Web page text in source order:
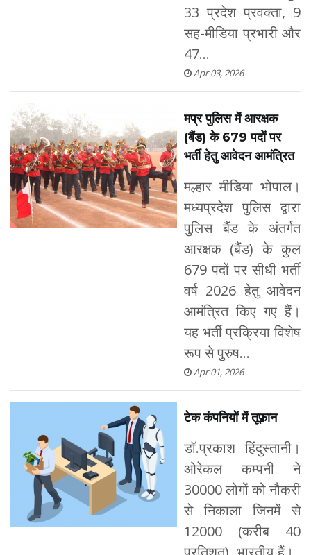
33 प्रदेश प्रवक्ता, 9
सह-मीडिया प्रभारी और
47...
Apr 03, 2026
मप्र पुलिस में आरक्षक
(बैंड) के 679 पदों पर
भर्ती हेतु आवेदन आमंत्रित
मल्हार मीडिया भोपाल।
मध्यप्रदेश पुलिस द्वारा
पुलिस बैंड के अंतर्गत
आरक्षक (बैंड) के कुल
679 पदों पर सीधी भर्ती
वर्ष 2026 हेतु आवेदन
आमंत्रित किए गए हैं।
यह भर्ती प्रक्रिया विशेष
रूप से पुरुष...
Apr 01, 2026
टेक कंपनियों में तूफ़ान
डॉ.प्रकाश हिंदुस्तानी।
ओरेकल कम्पनी ने
30000 लोगों को नौकरी
से निकाला जिनमें से
12000 (करीब 40